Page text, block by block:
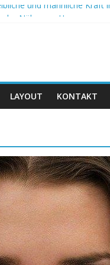
und männliche
Wie eine Entgiftung bei
für die Ahnenforschung
LAYOUT KONTAKT